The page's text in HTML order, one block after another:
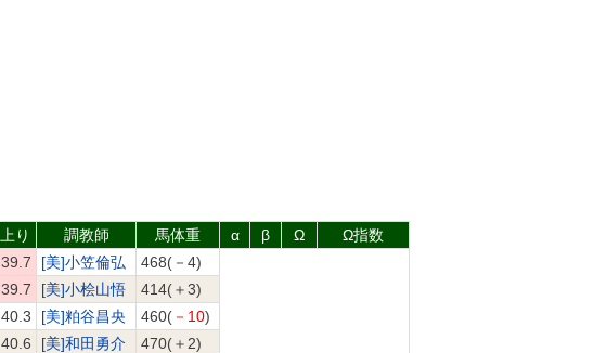
上り 調教師 馬体重 α β Ω
Ω指数
39.7 [美]小笠倫弘 468(－4)
39.7 [美]小桧山悟
414(＋3)
40.3 [美]粕谷昌央 460( －10)
40.6 [美]和田勇介
470(＋2)